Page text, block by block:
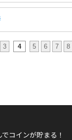
3 4 5 6 7 8
コインが貯まる！